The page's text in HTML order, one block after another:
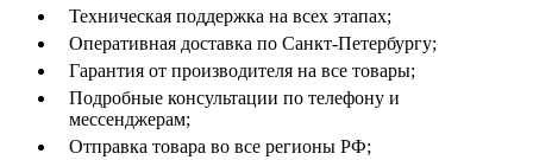
Техническая поддержка на всех этапах;
Оперативная доставка по Санкт-Петербургу;
Гарантия от производителя на все товары;
Подробные консультации по телефону и
мессенджерам;
Отправка товара во все регионы РФ;